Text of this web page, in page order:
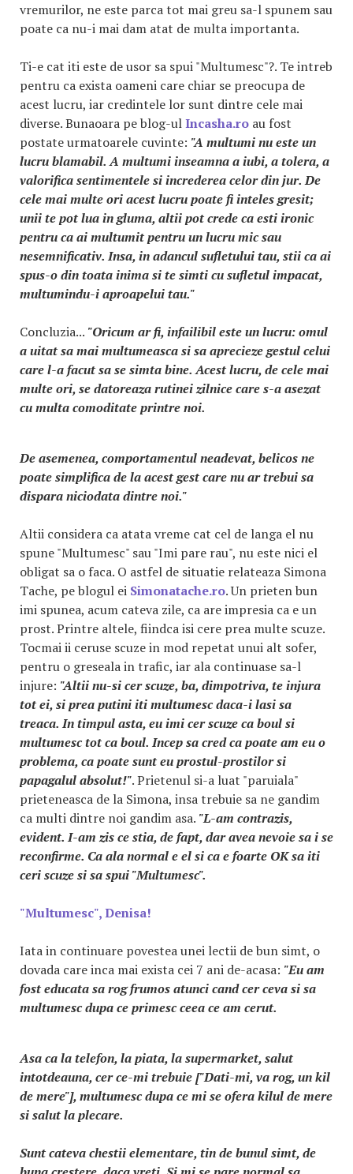
vremurilor, ne este parca tot mai greu sa-l spunem sau
poate ca nu-i mai dam atat de multa importanta.
Ti-e cat iti este de usor sa spui "Multumesc"?. Te intreb
pentru ca exista oameni care chiar se preocupa de
acest lucru, iar credintele lor sunt dintre cele mai
diverse. Bunaoara pe blog-ulIncasha.ro au fost
postate urmatoarele cuvinte: "A multumi nu este un
lucru blamabil. A multumi inseamna a iubi, a tolera, a
valorifica sentimentele si increderea celor din jur. De
cele mai multe ori acest lucru poate fi inteles gresit;
unii te pot lua in gluma, altii pot crede ca esti ironic
pentru ca ai multumit pentru un lucru mic sau
nesemnificativ. Insa, in adancul sufletului tau, stii ca ai
spus-o din toata inima si te simti cu sufletul impacat,
multumindu-i aproapelui tau."
Concluzia... "Oricum ar fi, infailibil este un lucru: omul
a uitat sa mai multumeasca si sa aprecieze gestul celui
care l-a facut sa se simta bine. Acest lucru, de cele mai
multe ori, se datoreaza rutinei zilnice care s-a asezat
cu multa comoditate printre noi.
De asemenea, comportamentul neadevat, belicos ne
poate simplifica de la acest gest care nu ar trebui sa
dispara niciodata dintre noi."
Altii considera ca atata vreme cat cel de langa el nu
spune "Multumesc" sau "Imi pare rau", nu este nici el
obligat sa o faca. O astfel de situatie relateaza Simona
Tache, pe blogul ei Simonatache.ro. Un prieten bun
imi spunea, acum cateva zile, ca are impresia ca e un
prost. Printre altele, fiindca isi cere prea multe scuze.
Tocmai ii ceruse scuze in mod repetat unui alt sofer,
pentru o greseala in trafic, iar ala continuase sa-l
injure: "Altii nu-si cer scuze, ba, dimpotriva, te injura
tot ei, si prea putini iti multumesc daca-i lasi sa
treaca. In timpul asta, eu imi cer scuze ca boul si
multumesc tot ca boul. Incep sa cred ca poate am eu o
problema, ca poate sunt eu prostul-prostilor si
papagalul absolut!". Prietenul si-a luat "paruiala"
prieteneasca de la Simona, insa trebuie sa ne gandim
ca multi dintre noi gandim asa. "L-am contrazis,
evident. I-am zis ce stia, de fapt, dar avea nevoie sa i se
reconfirme. Ca ala normal e el si ca e foarte OK sa iti
ceri scuze si sa spui "Multumesc".
"Multumesc", Denisa!
Iata in continuare povestea unei lectii de bun simt, o
dovada care inca mai exista cei 7 ani de-acasa: "Eu am
fost educata sa rog frumos atunci cand cer ceva si sa
multumesc dupa ce primesc ceea ce am cerut.
Asa ca la telefon, la piata, la supermarket, salut
intotdeauna, cer ce-mi trebuie ["Dati-mi, va rog, un kil
de mere"], multumesc dupa ce mi se ofera kilul de mere
si salut la plecare.
Sunt cateva chestii elementare, tin de bunul simt, de